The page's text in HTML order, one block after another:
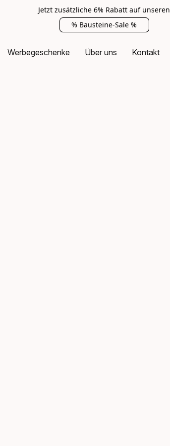
Jetzt zusätzliche 6% Rabatt auf unseren
% Bausteine-Sale %
Werbegeschenke Über uns Kontakt